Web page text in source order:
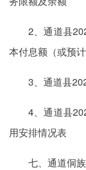
2、通道县
本付息额（或预计
3、通道县
4、通道县
用安排情况表
七、通道侗